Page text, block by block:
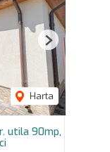
Harta
Next
utila 90mp,